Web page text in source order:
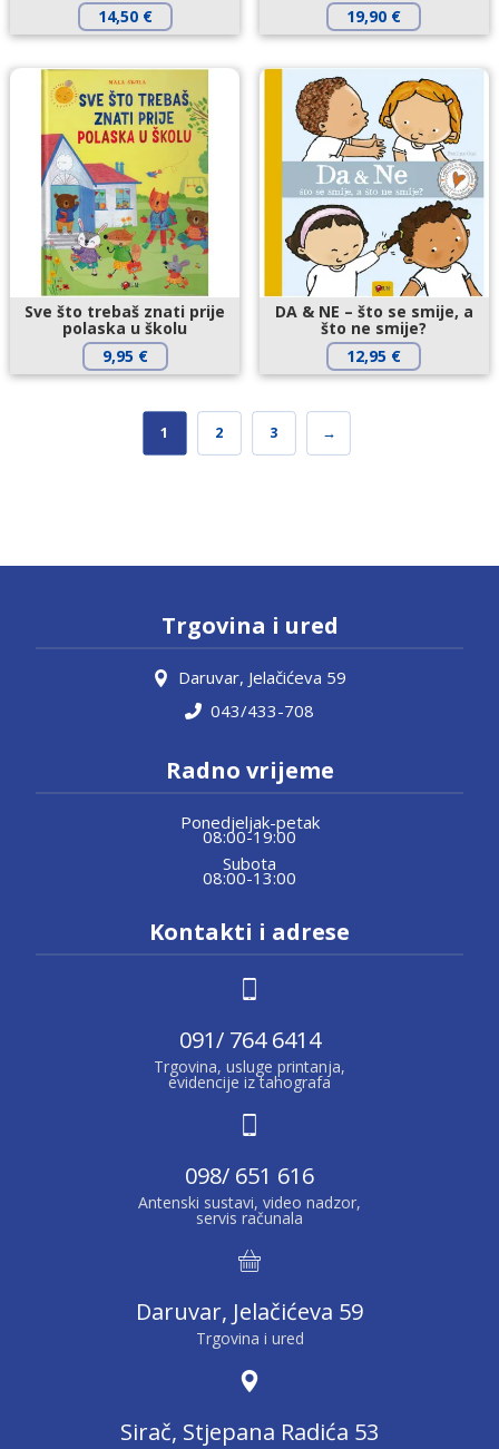
14,50 €
19,90 €
Sve što trebaš znati prije
polaska u školu
9,95 €
DA & NE – što se smije, a
što ne smije?
12,95 €
1 2 3 →
Trgovina i ured
Daruvar, Jelačićeva 59
043/433-708
Radno vrijeme
Ponedjeljak-petak
08:00-19:00
Subota
08:00-13:00
Kontakti i adrese
091/ 764 6414
Trgovina, usluge printanja,
evidencije iz tahografa
098/ 651 616
Antenski sustavi, video nadzor,
servis računala
Daruvar, Jelačićeva 59
Trgovina i ured
Sirač, Stjepana Radića 53